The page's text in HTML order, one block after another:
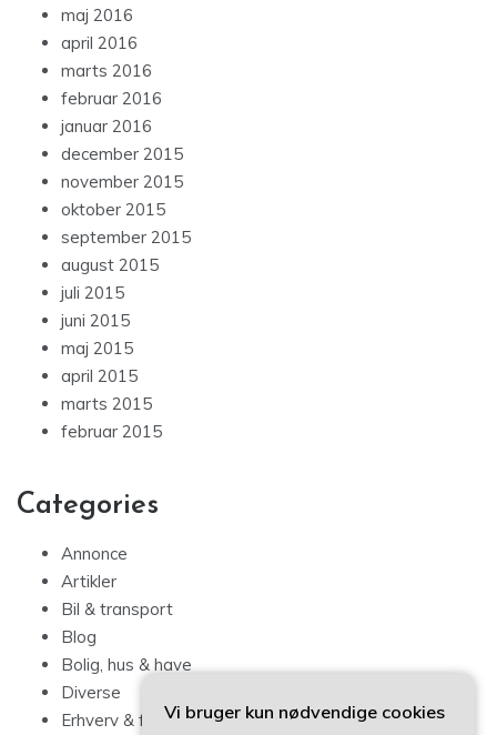
maj 2016
april 2016
marts 2016
februar 2016
januar 2016
december 2015
november 2015
oktober 2015
september 2015
august 2015
juli 2015
juni 2015
maj 2015
april 2015
marts 2015
februar 2015
Categories
Annonce
Artikler
Bil & transport
Blog
Bolig, hus & have
Diverse
Erhverv & forbrugVi bruger kun nødvendige cookies